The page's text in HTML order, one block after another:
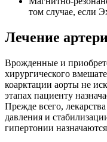
том случае, если
Лечение
Врожденные и
хирургического
коарктации аорты не
этапах пациенту
Прежде всего,
давления и
гипертонии